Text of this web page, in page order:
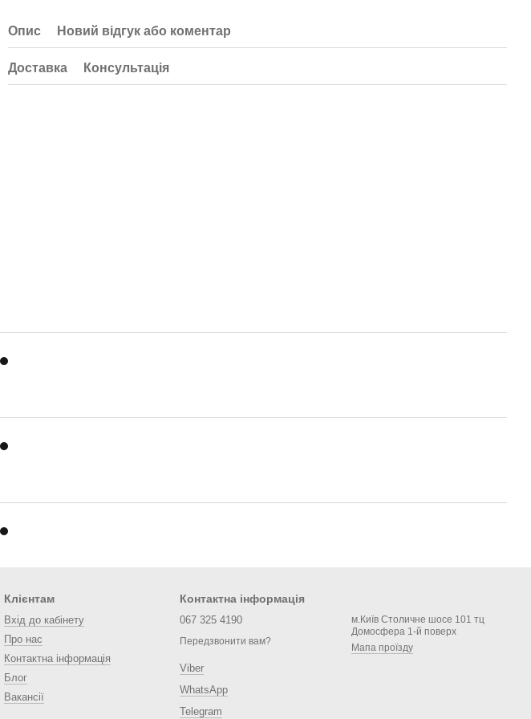
Опис Новий відгук або коментар
Доставка Консультація
Клієнтам
Вхід до кабінету
Про нас
Контактна інформація
Блог
Вакансії
Контактна інформація
067 325 4190
Передзвонити вам?
Viber
WhatsApp
Telegram
м.Київ Столичне шосе 101 тц
Домосфера 1-й поверх
Мапа проїзду